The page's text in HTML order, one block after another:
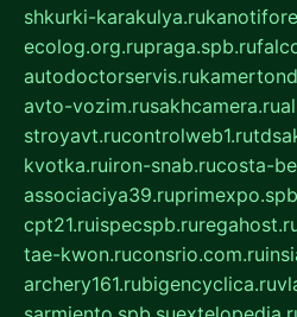
shkurki-karakulya.ru
ecolog.org.rupraga.spb.ru
autodoctorservis.ru
avto-vozim.rusakhcamera.ru
stroyavt.rucontrolweb1.ru
kvotka.ruiron-snab.rucosta-
associaciya39.ru
cpt21.ruispecspb.ru
tae-kwon.ruconsrio.com.ru
archery161.rubigencyclica.ru